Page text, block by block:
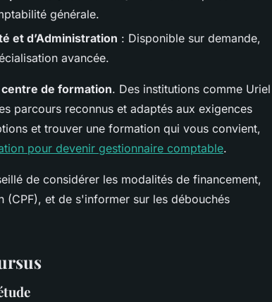
générale.
et d’Administration : Disponible sur demande,
avancée.
de formation. Des institutions comme Uriel
parcours reconnus et adaptés aux exigences
et trouver une formation qui vous convient,
pour devenir gestionnaire comptable.
de considérer les modalités de financement,
(CPF), et de s'informer sur les débouchés